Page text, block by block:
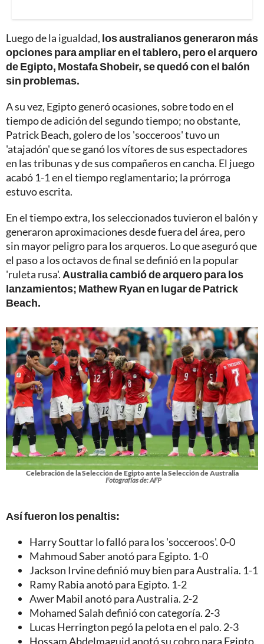
Luego de la igualdad, los australianos generaron más
opciones para ampliar en el tablero, pero el arquero
de Egipto, Mostafa Shobeir, se quedó con el balón
sin problemas.
A su vez, Egipto generó ocasiones, sobre todo en el
tiempo de adición del segundo tiempo; no obstante,
Patrick Beach, golero de los 'socceroos' tuvo un
'atajadón' que se ganó los vítores de sus espectadores
en las tribunas y de sus compañeros en cancha. El juego
acabó 1-1 en el tiempo reglamentario; la prórroga
estuvo escrita.
En el tiempo extra, los seleccionados tuvieron el balón y
generaron aproximaciones desde fuera del área, pero
sin mayor peligro para los arqueros. Lo que aseguró que
el paso a los octavos de final se definió en la popular
'ruleta rusa'. Australia cambió de arquero para los
lanzamientos; Mathew Ryan en lugar de Patrick
Beach.
Celebración de la Selección de Egipto ante la Selección de Australia
Fotografías de: AFP
Así fueron los penaltis:
Harry Souttar lo falló para los 'socceroos'. 0-0
Mahmoud Saber anotó para Egipto. 1-0
Jackson Irvine definió muy bien para Australia. 1-1
Ramy Rabia anotó para Egipto. 1-2
Awer Mabil anotó para Australia. 2-2
Mohamed Salah definió con categoría. 2-3
Lucas Herrington pegó la pelota en el palo. 2-3
Hossam Abdelmaguid anotó su cobro para Egipto.